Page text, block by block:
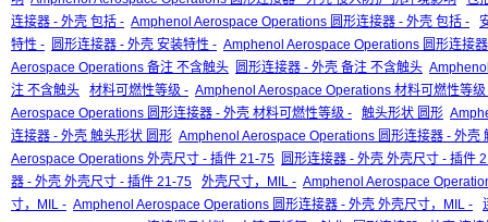
连接器 - 外壳 包括 - Amphenol Aerospace Operations 圆形连接器 - 外壳 包括 -
特性 - 圆形连接器 - 外壳 安装特性 - Amphenol Aerospace Operations 圆形连接
Aerospace Operations 备注 不含触头 圆形连接器 - 外壳 备注 不含触头
注 不含触头
材料可燃性等级 - Amphenol Aerospace Operations 材料可燃性等级
Aerospace Operations 圆形连接器 - 外壳 材料可燃性等级 -
触头形状 圆形
连接器 - 外壳 触头形状 圆形 Amphenol Aerospace Operations 圆形连接器 - 外壳
Aerospace Operations 外壳尺寸 - 插件 21-75 圆形连接器 - 外壳 外壳尺寸 - 插件
器 - 外壳 外壳尺寸 - 插件 21-75
外壳尺寸，MIL - Amphenol Aerospace
寸，MIL - Amphenol Aerospace Operations 圆形连接器 - 外壳 外壳尺寸，MIL -